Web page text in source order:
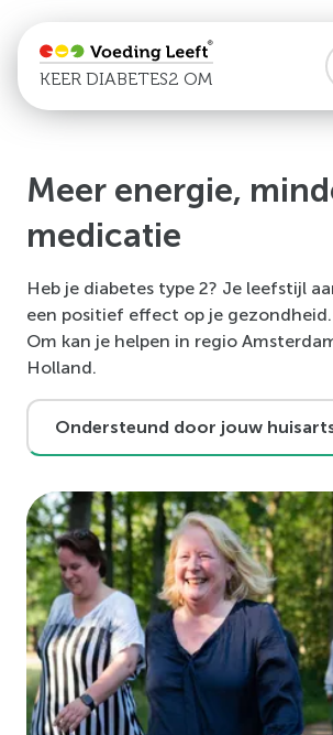
KEER DIABETES2 OM
Meer energie,
medicatie
Heb je diabetes type 2? Je leefstijl
een positief effect op je gezondheid.
Om kan je helpen in regio
Holland.
Ondersteund door jouw